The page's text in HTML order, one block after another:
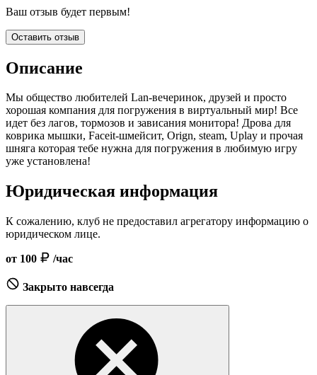
Ваш отзыв будет первым!
Оставить отзыв
Описание
Мы общество любителей Lan-вечеринок, друзей и просто
хорошая компания для погружения в виртуальный мир! Все
идет без лагов, тормозов и зависания монитора! Дрова для
коврика мышки, Faceit-шмейсит, Orign, steam, Uplay и прочая
шняга которая тебе нужна для погружения в любимую игру
уже установлена!
Юридическая информация
К сожалению, клуб не предоставил агрегатору информацию о
юридическом лице.
от 100 /час
Закрыто навсегда